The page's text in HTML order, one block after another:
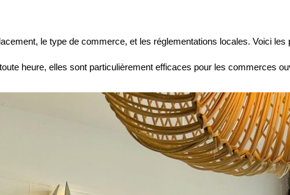
le type de commerce, et les réglementations locales. Voici
heure, elles sont particulièrement efficaces pour les commerces